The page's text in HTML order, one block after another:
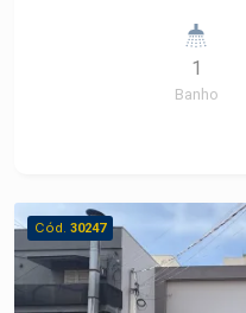
quarteirão da
acesso ao Centro,
serviços e grande
Frente com 10 metros
Portas em blindex,
exposição comercial
Localização
1
Banho
Cód. 30247